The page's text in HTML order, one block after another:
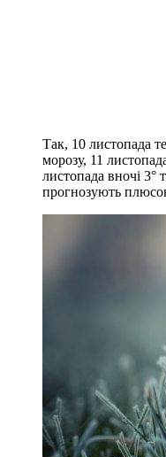
Так, 10 листопада
морозу, 11
листопада вночі 3°
прогнозують